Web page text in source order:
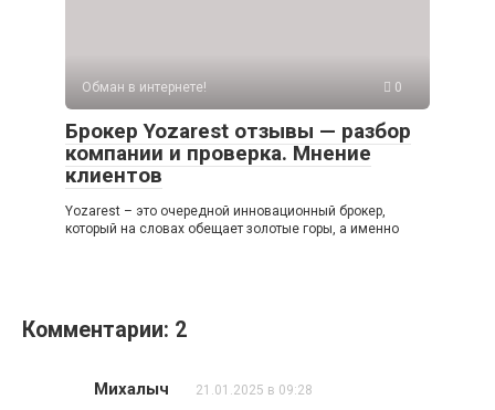
Обман в интернете! 0
Брокер Yozarest отзывы — разбор
компании и проверка. Мнение
клиентов
Yozarest – это очередной инновационный брокер,
который на словах обещает золотые горы, а именно
Комментарии: 2
Михалыч 21.01.2025 в 09:28